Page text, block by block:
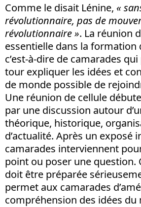
Comme le disait Lénine, «
révolutionnaire, pas de
révolutionnaire ». La réunion
essentielle dans la formation
c’est-à-dire de camarades
tour expliquer les idées et
de monde possible de
Une réunion de cellule
par une discussion autour
théorique, historique,
d’actualité. Après un exposé
camarades interviennent
point ou poser une question.
doit être préparée
permet aux camarades
compréhension des idées du